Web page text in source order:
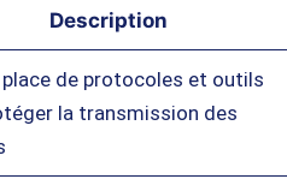
Description
place de protocoles et outils
la transmission des